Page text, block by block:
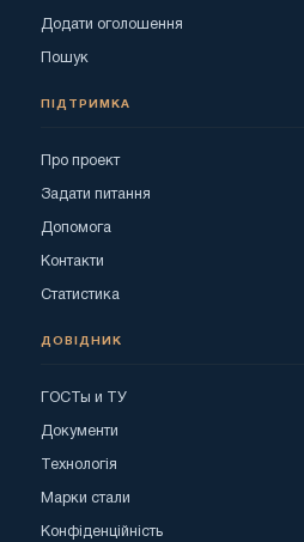
Додати оголошення
Пошук
ПІДТРИМКА
Про проект
Задати питання
Допомога
Контакти
Статистика
ДОВІДНИК
ГОСТы и ТУ
Документи
Технологія
Марки стали
Конфіденційність